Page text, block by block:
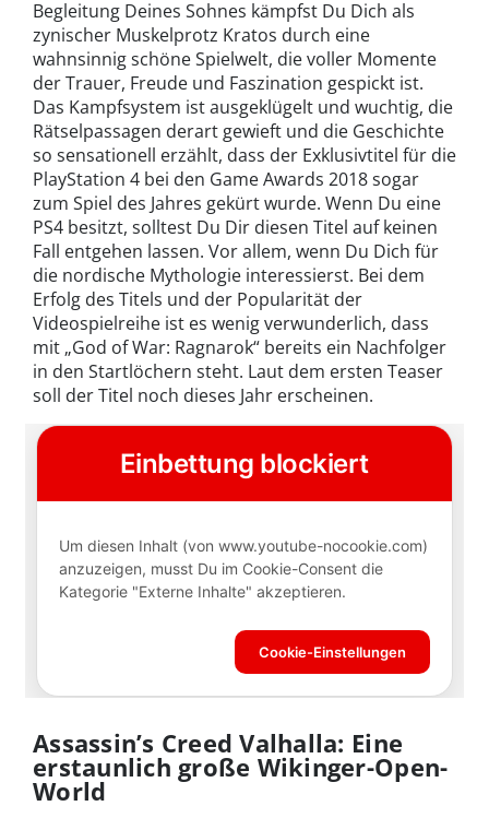
Begleitung Deines Sohnes kämpfst Du Dich als
zynischer Muskelprotz Kratos durch eine
wahnsinnig schöne Spielwelt, die voller Momente
der Trauer, Freude und Faszination gespickt ist.
Das Kampfsystem ist ausgeklügelt und wuchtig, die
Rätselpassagen derart gewieft und die Geschichte
so sensationell erzählt, dass der Exklusivtitel für die
PlayStation 4 bei den Game Awards 2018 sogar
zum Spiel des Jahres gekürt wurde. Wenn Du eine
PS4 besitzt, solltest Du Dir diesen Titel auf keinen
Fall entgehen lassen. Vor allem, wenn Du Dich für
die nordische Mythologie interessierst. Bei dem
Erfolg des Titels und der Popularität der
Videospielreihe ist es wenig verwunderlich, dass
mit „God of War: Ragnarok“ bereits ein Nachfolger
in den Startlöchern steht. Laut dem ersten Teaser
soll der Titel noch dieses Jahr erscheinen.
Assassin’s Creed Valhalla: Eine
erstaunlich große Wikinger-Open-
World